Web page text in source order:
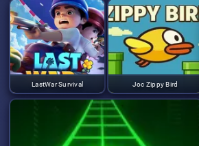
LastWar Survival Joc Zippy Bird